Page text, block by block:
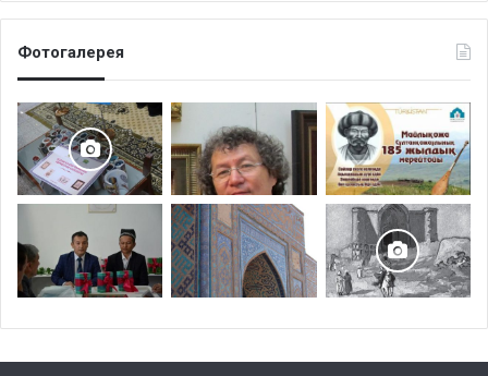
Фотогалерея